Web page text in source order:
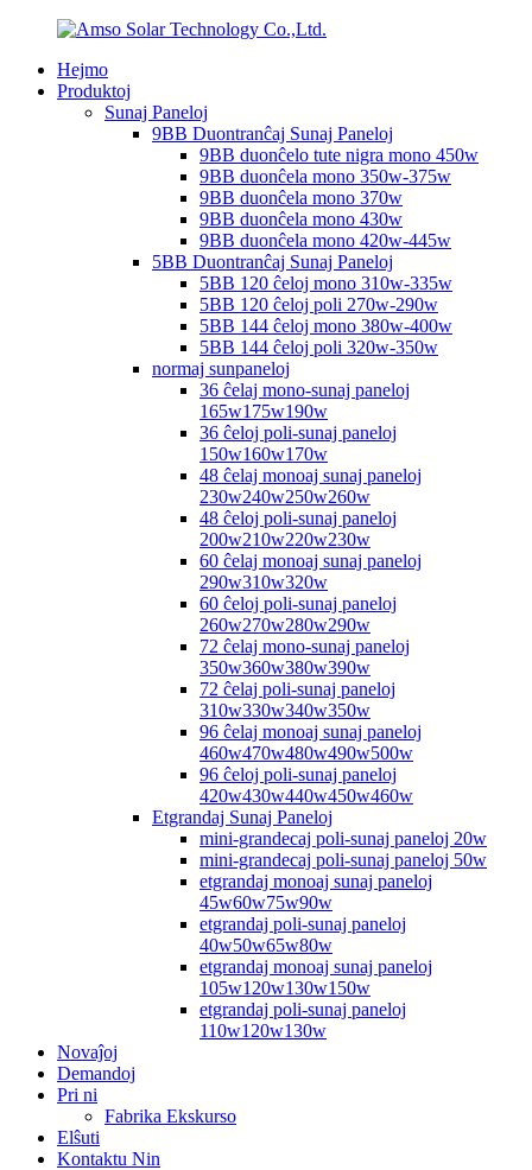
Hejmo
Produktoj
Sunaj Paneloj
9BB Duontranĉaj Sunaj Paneloj
9BB duonĉelo tute nigra mono 450w
9BB duonĉela mono 350w-375w
9BB duonĉela mono 370w
9BB duonĉela mono 430w
9BB duonĉela mono 420w-445w
5BB Duontranĉaj Sunaj Paneloj
5BB 120 ĉeloj mono 310w-335w
5BB 120 ĉeloj poli 270w-290w
5BB 144 ĉeloj mono 380w-400w
5BB 144 ĉeloj poli 320w-350w
normaj sunpaneloj
36 ĉelaj mono-sunaj paneloj
165w175w190w
36 ĉeloj poli-sunaj paneloj
150w160w170w
48 ĉelaj monoaj sunaj paneloj
230w240w250w260w
48 ĉeloj poli-sunaj paneloj
200w210w220w230w
60 ĉelaj monoaj sunaj paneloj
290w310w320w
60 ĉeloj poli-sunaj paneloj
260w270w280w290w
72 ĉelaj mono-sunaj paneloj
350w360w380w390w
72 ĉelaj poli-sunaj paneloj
310w330w340w350w
96 ĉelaj monoaj sunaj paneloj
460w470w480w490w500w
96 ĉeloj poli-sunaj paneloj
420w430w440w450w460w
Etgrandaj Sunaj Paneloj
mini-grandecaj poli-sunaj paneloj 20w
mini-grandecaj poli-sunaj paneloj 50w
etgrandaj monoaj sunaj paneloj
45w60w75w90w
etgrandaj poli-sunaj paneloj
40w50w65w80w
etgrandaj monoaj sunaj paneloj
105w120w130w150w
etgrandaj poli-sunaj paneloj
110w120w130w
Novaĵoj
Demandoj
Pri ni
Fabrika Ekskurso
Elŝuti
Kontaktu Nin